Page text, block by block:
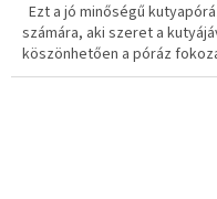
Ezt a jó minőségű
számára, aki szeret a
köszönhetően a póráz